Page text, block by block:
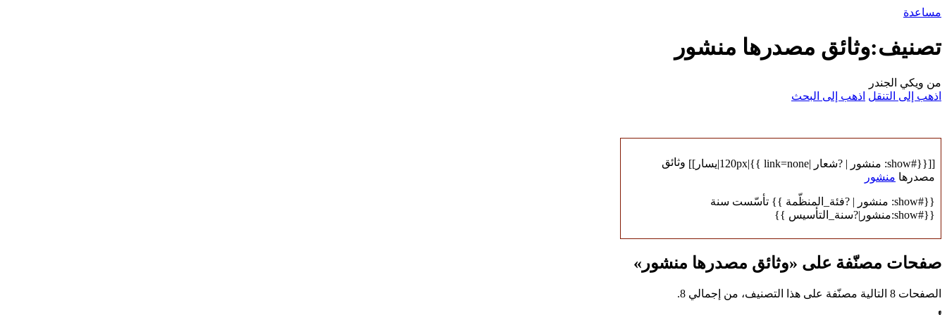
مساعدة
تصنيف:وثائق مصدرها منشور
من ويكي الجندر
اذهب إلى التنقل اذهب إلى البحث
[[{{#show: منشور | ?شعار |link=none }}|120px|يسار]]
وثائق
مصدرها منشور
{{#show: منشور | ?فئة_المنظّمة }} تأسّست سنة
{{#show:منشور|?سنة_التأسيس }}
صفحات مصنّفة على «وثائق مصدرها منشور»
الصفحات 8 التالية مصنّفة على هذا التصنيف، من إجمالي 8.